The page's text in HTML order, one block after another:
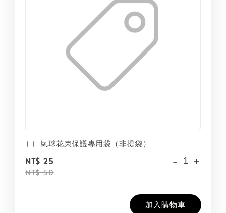
氣球花束保護專用袋（非提袋）
NT$ 25
NT$ 50
- +
加入購物車